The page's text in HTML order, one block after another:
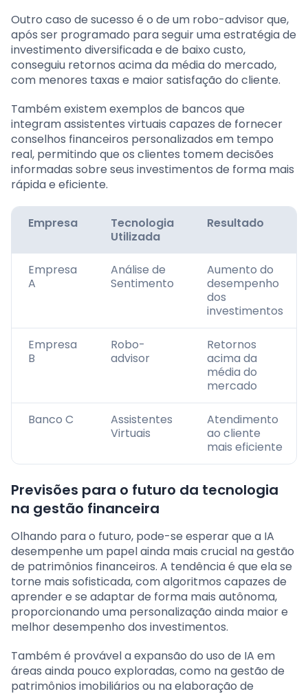
Outro caso de sucesso é o de um robo-advisor que,
após ser programado para seguir uma estratégia de
investimento diversificada e de baixo custo,
conseguiu retornos acima da média do mercado,
com menores taxas e maior satisfação do cliente.
Também existem exemplos de bancos que
integram assistentes virtuais capazes de fornecer
conselhos financeiros personalizados em tempo
real, permitindo que os clientes tomem decisões
informadas sobre seus investimentos de forma mais
rápida e eficiente.
Empresa
Tecnologia
Utilizada
Resultado
Empresa
A
Análise de
Sentimento
Aumento do
desempenho
dos
investimentos
Empresa
B
Robo-
advisor
Retornos
acima da
média do
mercado
Banco C
Assistentes
Virtuais
Atendimento
ao cliente
mais eficiente
Previsões para o futuro da tecnologia
na gestão financeira
Olhando para o futuro, pode-se esperar que a IA
desempenhe um papel ainda mais crucial na gestão
de patrimônios financeiros. A tendência é que ela se
torne mais sofisticada, com algoritmos capazes de
aprender e se adaptar de forma mais autônoma,
proporcionando uma personalização ainda maior e
melhor desempenho dos investimentos.
Também é provável a expansão do uso de IA em
áreas ainda pouco exploradas, como na gestão de
patrimônios imobiliários ou na elaboração de